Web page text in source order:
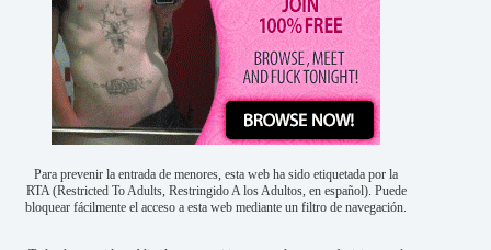
Para prevenir la entrada de menores, esta web ha sido etiquetada por la
RTA (Restricted To Adults, Restringido A los Adultos, en español). Puede
bloquear fácilmente el acceso a esta web mediante un filtro de navegación.